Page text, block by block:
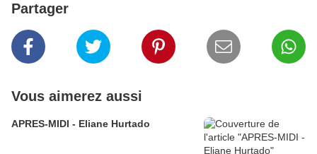
Partager
Vous aimerez aussi
APRES-MIDI - Eliane Hurtado